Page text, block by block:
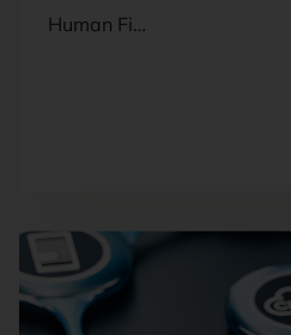
Human Fi…
Mit <kes>+ lesen